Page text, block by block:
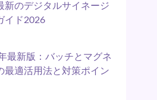
新のデジタルサイネージ
イド2026
最新版：バッチとマグネ
最適活用法と対策ポイン